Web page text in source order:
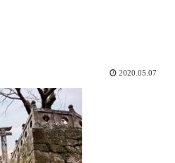
2020.05.07